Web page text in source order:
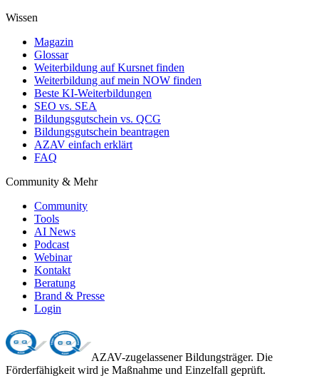
Wissen
Magazin
Glossar
Weiterbildung auf Kursnet finden
Weiterbildung auf mein NOW finden
Beste KI-Weiterbildungen
SEO vs. SEA
Bildungsgutschein vs. QCG
Bildungsgutschein beantragen
AZAV einfach erklärt
FAQ
Community & Mehr
Community
Tools
AI News
Podcast
Webinar
Kontakt
Beratung
Brand & Presse
Login
AZAV-zugelassener Bildungsträger. Die
Förderfähigkeit wird je Maßnahme und Einzelfall geprüft.